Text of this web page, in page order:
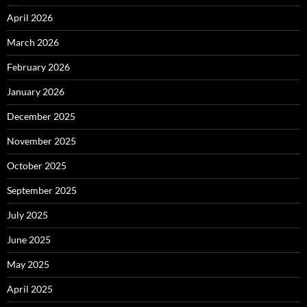
April 2026
March 2026
February 2026
January 2026
December 2025
November 2025
October 2025
September 2025
July 2025
June 2025
May 2025
April 2025